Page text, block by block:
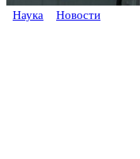
Наука Новости